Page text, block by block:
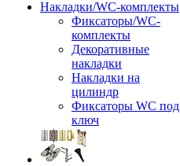
Накладки/WC-комплекты
Фиксаторы/WC-
комплекты
Декоративные
накладки
Накладки на
цилиндр
Фиксаторы WC под
ключ